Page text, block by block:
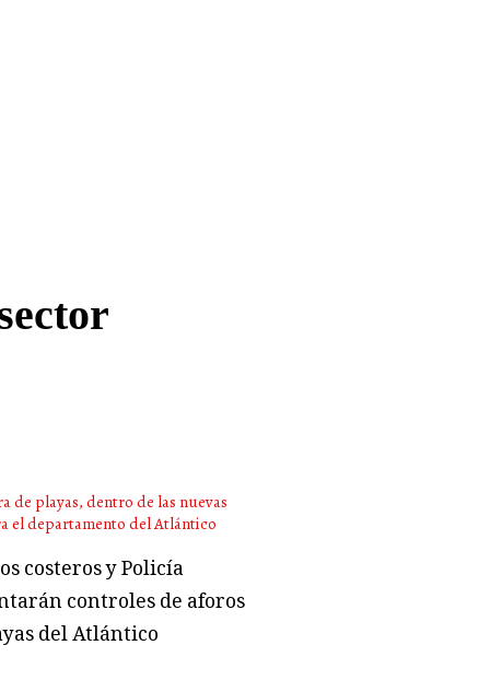
costeros y Policía
controles de aforos
del Atlántico